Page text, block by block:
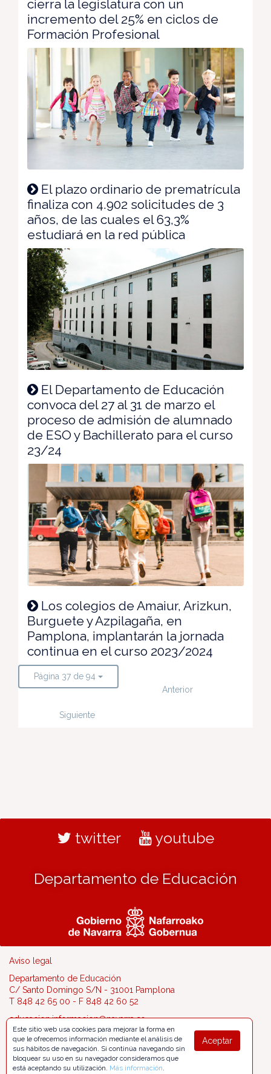
cierra la legislatura con un
incremento del 25% en ciclos de
Formación Profesional
El plazo ordinario de prematrícula
finaliza con 4.902 solicitudes de 3
años, de las cuales el 63,3%
estudiará en la red pública
El Departamento de Educación
convoca del 27 al 31 de marzo el
proceso de admisión de alumnado
de ESO y Bachillerato para el curso
23/24
Los colegios de Amaiur, Arizkun,
Burguete y Azpilagaña, en
Pamplona, implantarán la jornada
continua en el curso 2023/2024
Página 37 de 94
Anterior
Siguiente
twitter youtube
Departamento de Educación
Aviso legal
Departamento de Educación
C/ Santo Domingo S/N - 31001 Pamplona
T 848 42 65 00 - F 848 42 60 52
educacion.informacion@navarra.es
Aceptar
Este sitio web usa cookies para mejorar la forma en
que le ofrecemos información mediante el análisis de
sus hábitos de navegación. Si continúa navegando sin
bloquear su uso en su navegador consideramos que
está aceptando su utilización. Más información.